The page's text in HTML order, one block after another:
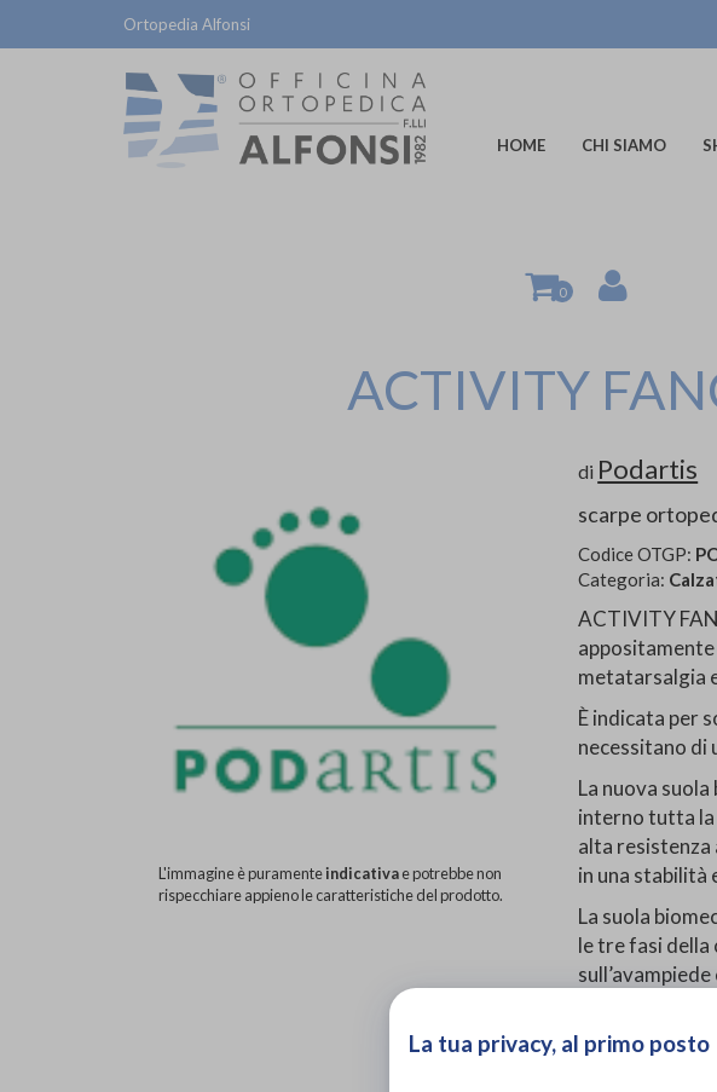
Ortopedia Alfonsi
HOME CHI SIAMO
0
ACTIVITY
L'immagine è puramenteindicativae potrebbe non
rispecchiare appieno le caratteristiche del prodotto.
di Podartis
scarpe
Codice OTGP:
Categoria:
ACTIVITY
metatarsalgia
È indicata per
necessitano di
La nuova
interno tutta la
alta resistenza
in una stabilità
La suola
le tre fasi della
La tomaia
delle sue
La tua privacy, al primo posto